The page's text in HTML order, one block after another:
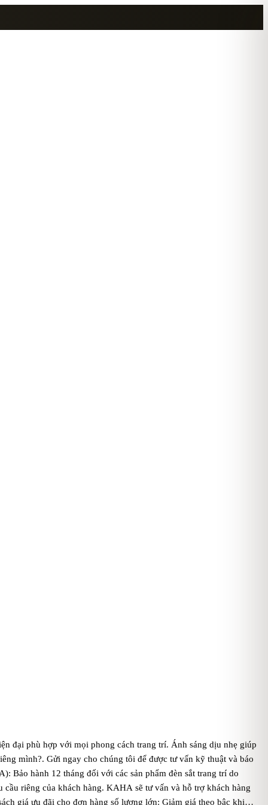
đại phù hợp với mọi phong cách trang trí. Ánh sáng dịu nhẹ giúp
mình?. Gửi ngay cho chúng tôi để được tư vấn kỹ thuật và báo
hành 12 tháng đối với các sản phẩm đèn sắt trang trí do
riêng của khách hàng. KAHA sẽ tư vấn và hỗ trợ khách hàng
giá ưu đãi cho đơn hàng số lượng lớn: Giảm giá theo bậc khi